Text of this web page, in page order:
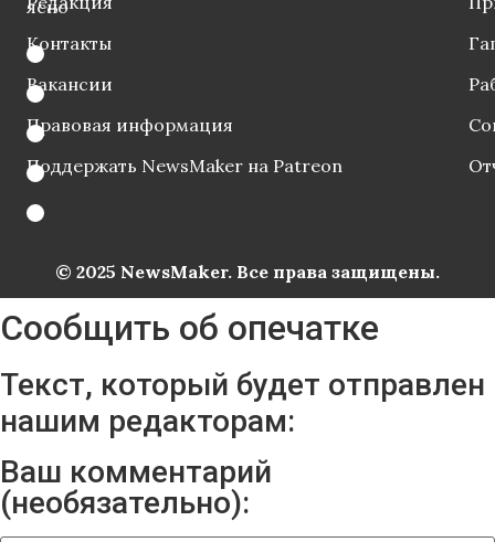
ясно
Контакты
Вакансии
Правовая информация
Поддержать NewsMaker на Patreon
© 2025 NewsMaker. Все права защищены.
Сообщить об опечатке
Текст, который будет отправлен
нашим редакторам:
Ваш комментарий
(необязательно):